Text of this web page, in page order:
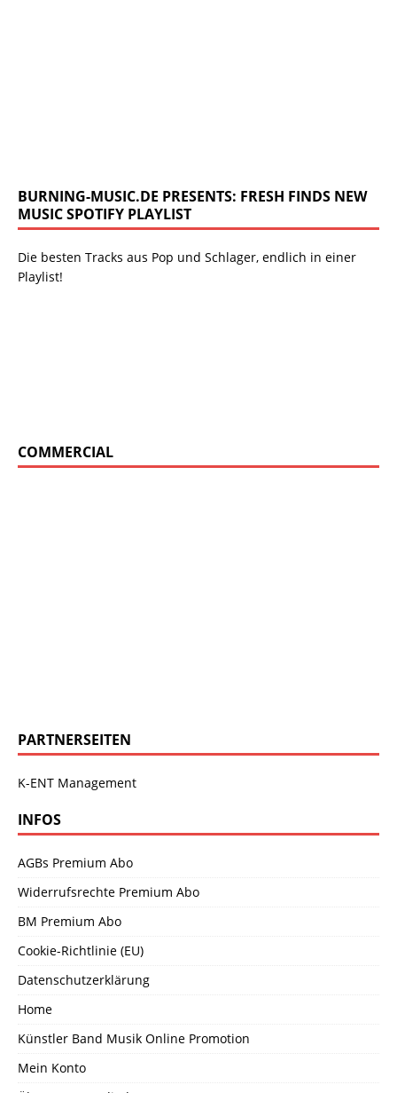
BURNING-MUSIC.DE PRESENTS: FRESH FINDS NEW
MUSIC SPOTIFY PLAYLIST
Die besten Tracks aus Pop und Schlager, endlich in einer
Playlist!
COMMERCIAL
PARTNERSEITEN
K-ENT Management
INFOS
AGBs Premium Abo
Widerrufsrechte Premium Abo
BM Premium Abo
Cookie-Richtlinie (EU)
Datenschutzerklärung
Home
Künstler Band Musik Online Promotion
Mein Konto